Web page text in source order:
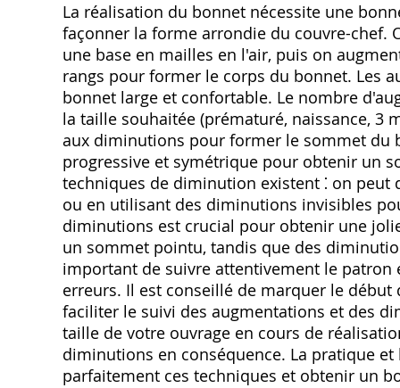
La réalisation du bonnet nécessite une
façonner la forme arrondie du couvre-chef.
une base en mailles en l'air, puis on
rangs pour former le corps du bonnet. Les
bonnet large et confortable. Le nombre
la taille souhaitée (prématuré, naissance, 3
aux diminutions pour former le sommet du
progressive et symétrique pour obtenir un
techniques de diminution existent ⁚ on
ou en utilisant des diminutions invisibles
diminutions est crucial pour obtenir une
un sommet pointu, tandis que des
important de suivre attentivement le
erreurs. Il est conseillé de marquer le
faciliter le suivi des augmentations et des
taille de votre ouvrage en cours de
diminutions en conséquence. La pratique
parfaitement ces techniques et obtenir un